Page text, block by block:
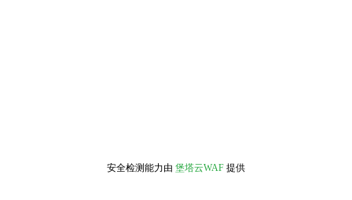
安全检测能力由 堡塔云WAF 提供